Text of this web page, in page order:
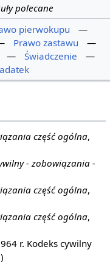
polecane
pierwokupu
—
Prawo zastawu
—
— Świadczenie
—
część ogólna,
- zobowiązania -
część ogólna,
część ogólna,
r. Kodeks cywilny